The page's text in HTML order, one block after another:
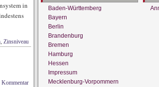
in
, Zinsniveau
Kommentar
Baden-Württemberg
Bayern
Berlin
Brandenburg
Bremen
Hamburg
Hessen
Impressum
Mecklenburg-Vorpommern